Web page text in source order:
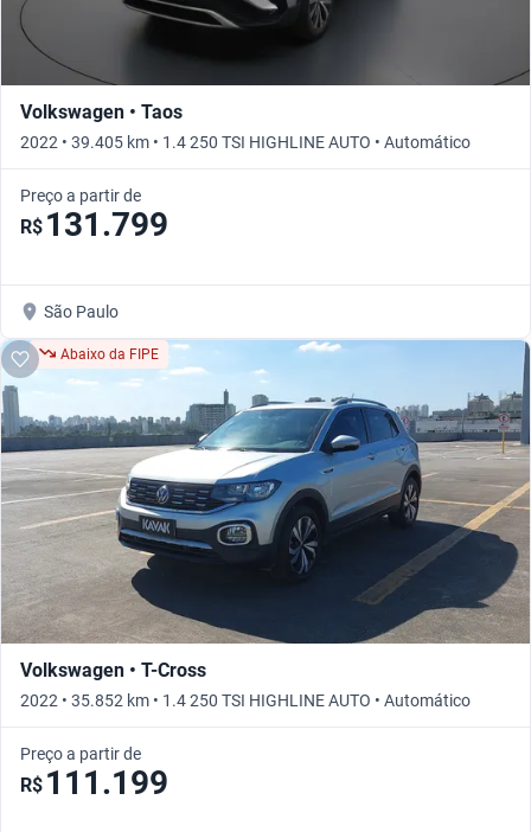
Volkswagen • Taos
2022 • 39.405 km • 1.4 250 TSI HIGHLINE AUTO • Automático
Preço a partir de
R$ 131.799
São Paulo
Abaixo da FIPE
Volkswagen • T-Cross
2022 • 35.852 km • 1.4 250 TSI HIGHLINE AUTO • Automático
Preço a partir de
R$ 111.199